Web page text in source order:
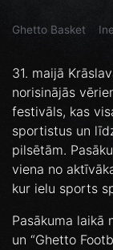
Ghetto Basket
31. maijā
norisinājās
festivāls, kas
sportistus un
pilsētām.
viena no
kur ielu sports
Pasākuma laikā
un “Ghetto